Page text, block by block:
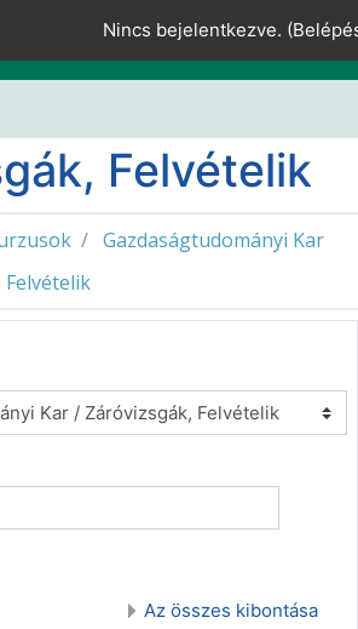
Nincs bejelentkezve. (
Felvételik
Gazdaságtudományi Kar
Az összes kibontása